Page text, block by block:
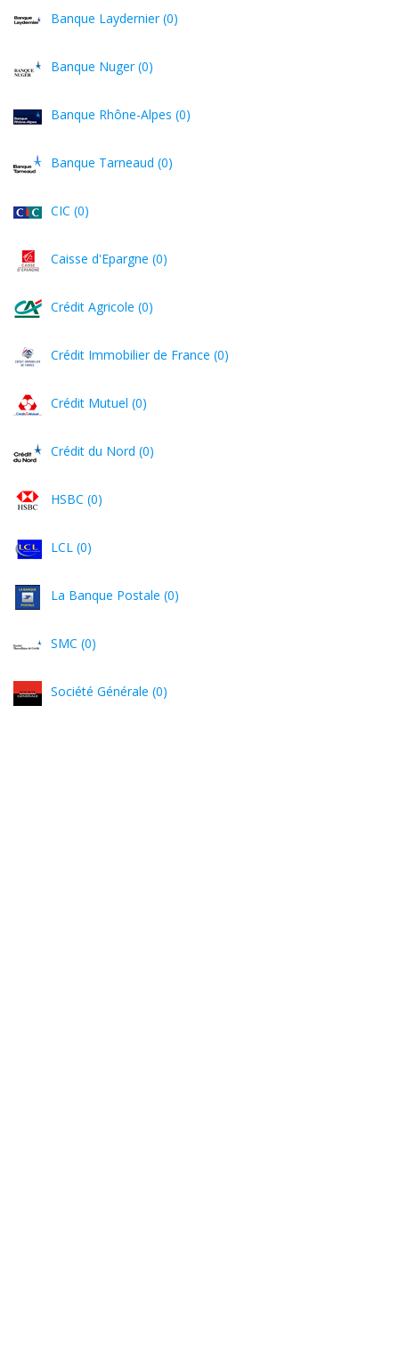
Banque Laydernier (0)
Banque Nuger (0)
Banque Rhône-Alpes (0)
Banque Tarneaud (0)
CIC (0)
Caisse d'Epargne (0)
Crédit Agricole (0)
Crédit Immobilier de France (0)
Crédit Mutuel (0)
Crédit du Nord (0)
HSBC (0)
LCL (0)
La Banque Postale (0)
SMC (0)
Société Générale (0)